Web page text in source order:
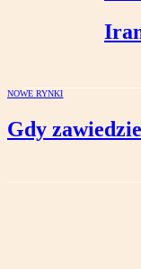
NOWE RYNKI
Gdy